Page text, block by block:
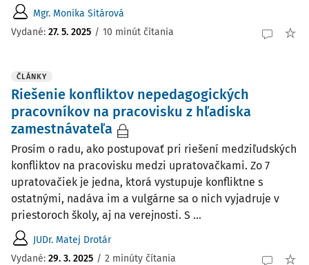
Mgr. Monika Sitárová
Vydané: 27. 5. 2025 / 10 minút čítania
ČLÁNKY
Riešenie konfliktov nepedagogických
pracovníkov na pracovisku z hľadiska
zamestnávateľa
Prosím o radu, ako postupovať pri riešení medziľudských
konfliktov na pracovisku medzi upratovačkami. Zo 7
upratovačiek je jedna, ktorá vystupuje konfliktne s
ostatnými, nadáva im a vulgárne sa o nich vyjadruje v
priestoroch školy, aj na verejnosti. S ...
JUDr. Matej Drotár
Vydané: 29. 3. 2025 / 2 minúty čítania